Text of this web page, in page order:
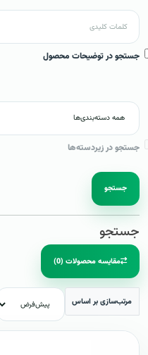
جستجو در توضیحات محصول
جستجو در زیردسته‌ها
جستجو
جستجو
مقایسه محصولات (0)
مرتب‌سازی بر اساس